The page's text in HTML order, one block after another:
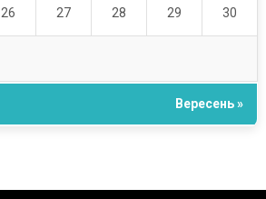
26 27 28 29 30
Вересень »